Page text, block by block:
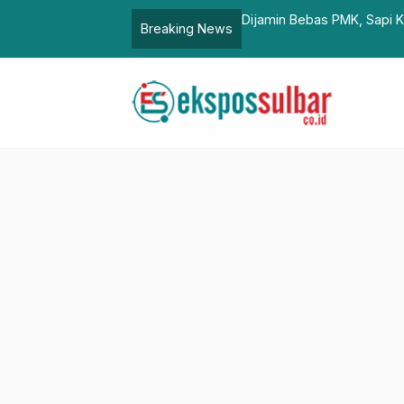
Breaking News
di Sulbar Bakal Disembelih di Mamuju
KKJ – PKJB 2023